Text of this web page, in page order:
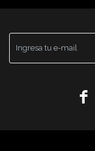
